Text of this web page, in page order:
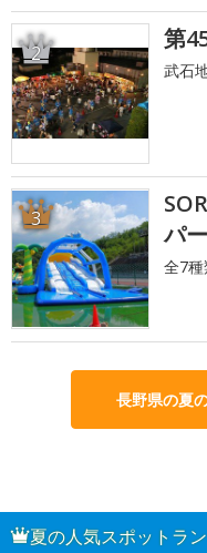
2 第
武石
3
パ
全7
長野県の夏
夏の人気スポットラ